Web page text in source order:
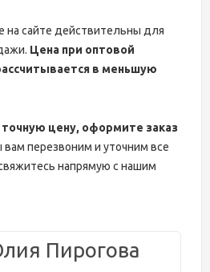
на сайте действительны для
Цена при оптовой
в меньшую
цену, оформите заказ
вам перезвоним и уточним все
напрямую с нашим
Пирогова